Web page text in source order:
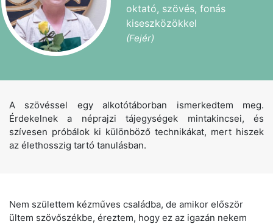
oktató, szövés, fonás
kiseszközökkel
(Fejér)
A szövéssel egy alkotótáborban ismerkedtem meg.
Érdekelnek a néprajzi tájegységek mintakincsei, és
szívesen próbálok ki különböző technikákat, mert hiszek
az élethosszig tartó tanulásban.
Nem születtem kézműves családba, de amikor először
ültem szövőszékbe, éreztem, hogy ez az igazán nekem